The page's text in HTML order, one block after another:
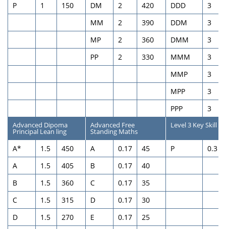
P
1 150 DM 2 420 DDD
3
MM
2 390 DDM
3
MP
2 360 DMM
3
PP
2 330 МММ
3
MMP
3
MPP
3
PPP
3
Advanced Dipoma
Principal Lean ling
Advanced Free
Standing Maths
Level 3 Key Skill
A* 1.5 450 A 0.17 45 P
0.3
A
1.5 405 В 0.17
40
В
1.5 360 С 0.17
35
С
1.5 315 D 0.17
30
D
1.5 270 E 0.17
25